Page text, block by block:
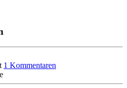
1 Kommentaren